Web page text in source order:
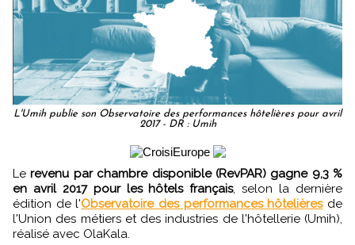
L'Umih publie son Observatoire des performances hôtelières pour avril
2017 - DR : Umih
Lerevenu par chambre disponible (RevPAR) gagne 9,3 %
en avril 2017 pour les hôtels français, selon la dernière
édition de l'Observatoire des performances hôtelièresde
l'Union des métiers et des industries de l'hôtellerie (Umih),
réalisé avec OlaKala.